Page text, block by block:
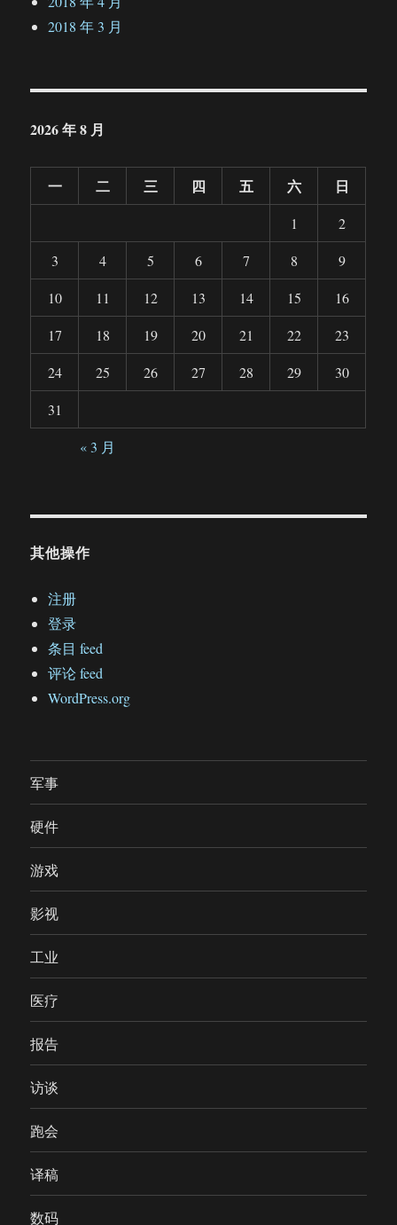
2018 年 3 月
2026 年 8 月
一 二 三 四 五 六 日
1
2
3
4 5 6 7 8
9
10
11 12 13 14 15
16
17
18 19 20 21 22
23
24
25 26 27 28 29
30
31
« 3 月
其他操作
注册
登录
条目 feed
评论 feed
WordPress.org
军事
硬件
游戏
影视
工业
医疗
报告
访谈
跑会
译稿
数码